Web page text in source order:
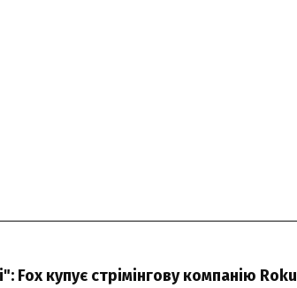
Fox купує стрімінгову компанію Roku